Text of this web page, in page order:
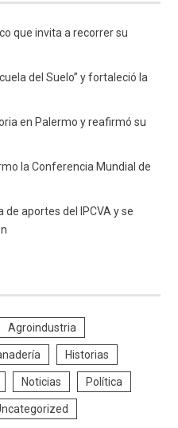
que invita a recorrer su
del Suelo” y fortaleció la
en Palermo y reafirmó su
la Conferencia Mundial de
aportes del IPCVA y se
Agroindustria
Historias
Noticias Política